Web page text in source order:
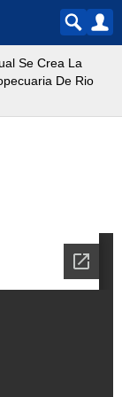
Se Crea La
De Rio